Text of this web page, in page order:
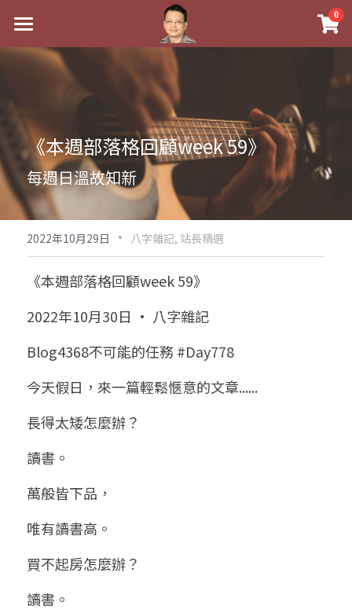
0
最新消息
關於我
實體經營
祖傳命理
課程介紹
五行八字學
後天派陽宅
Blog
黃金會員專區
八字雜記
心靈成長
人氣最高
站長精選
臉書生活
好書推廌
試閱專區
Podcast聽書
團隊訓練營
八字視頻
陽宅視頻
線上直播
自我挑戰
線上學苑
八字初階班1
八字初階班2
八字進階班
八字中階班
八字高階班
五人實戰班
五行計算初階班
五行計算高階班
團隊訓練營
命理商城
八字完整班
《十神高階實戰錄》完整典藏版
科學八字推理PDF
八字批命
小兒命名
我的著作
科學八字推理1
科學八字推理2
科學八字推理3
科學八字輕鬆學
輕鬆學會科學八字推理
與我預約
批命預約
上課預約
常見問題
FB粉絲頁
登錄/註冊
搜索
繁體中文
繁體中文
0938617837
support@p8zicourse.com
《本週部落格回顧week 59》
每週日溫故知新
2022年10月29日 · 八字雜記, 站長精選
《本週部落格回顧week 59》
2022年10月30日 · 八字雜記
Blog4368不可能的任務 #Day778
今天假日，來一篇輕鬆愜意的文章......
長得太矮怎麼辦？
讀書。
萬般皆下品，
唯有讀書高。
買不起房怎麼辦？
讀書。
×
商品分類
科學八字推理PDF
《十神高階實戰錄》完整典藏版
1美元超值PDF